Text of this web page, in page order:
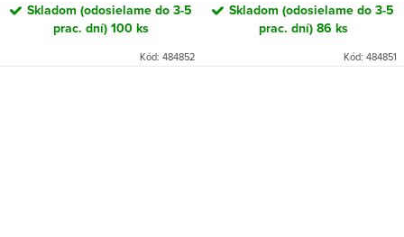
Skladom (odosielame do 3-5
prac. dní)100 ks
Kód: 484852
Skladom (odosielame do 3-5
prac. dní)86 ks
Kód: 484851